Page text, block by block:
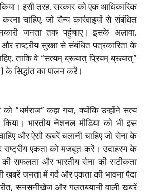
इसी तरह, सरकार को एक आधिकारिक
चाहिए, जो सैन्य कार्रवाइयों से संबंधित
जनता तक पहुंचाए। इसके अलावा,
और राष्ट्रीय सुरक्षा से संबंधित पत्रकारिता के
ताकि वे “सत्यम् ब्रूयात् प्रियम् ब्रूयात्”
के सिद्धांत का पालन करें।
को “धर्मराज” कहा गया, क्योंकि उन्होंने सत्य
भारतीय नेशनल मीडिया को भी इस
और ऐसी खबरें चलानी चाहिए जो सेना के
राष्ट्रीय एकता को मजबूत करें। उदाहरण के
सफलता और भारतीय सेना की सटीकता
खबरें जनता में गर्व और एकता की भावना पैदा
सनसनीखेज और गलतबयानी वाली खबरें